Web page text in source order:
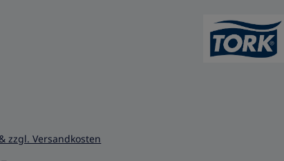
zzgl. Versandkosten